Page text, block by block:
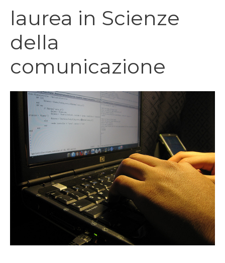
laurea in Scienze
della
comunicazione